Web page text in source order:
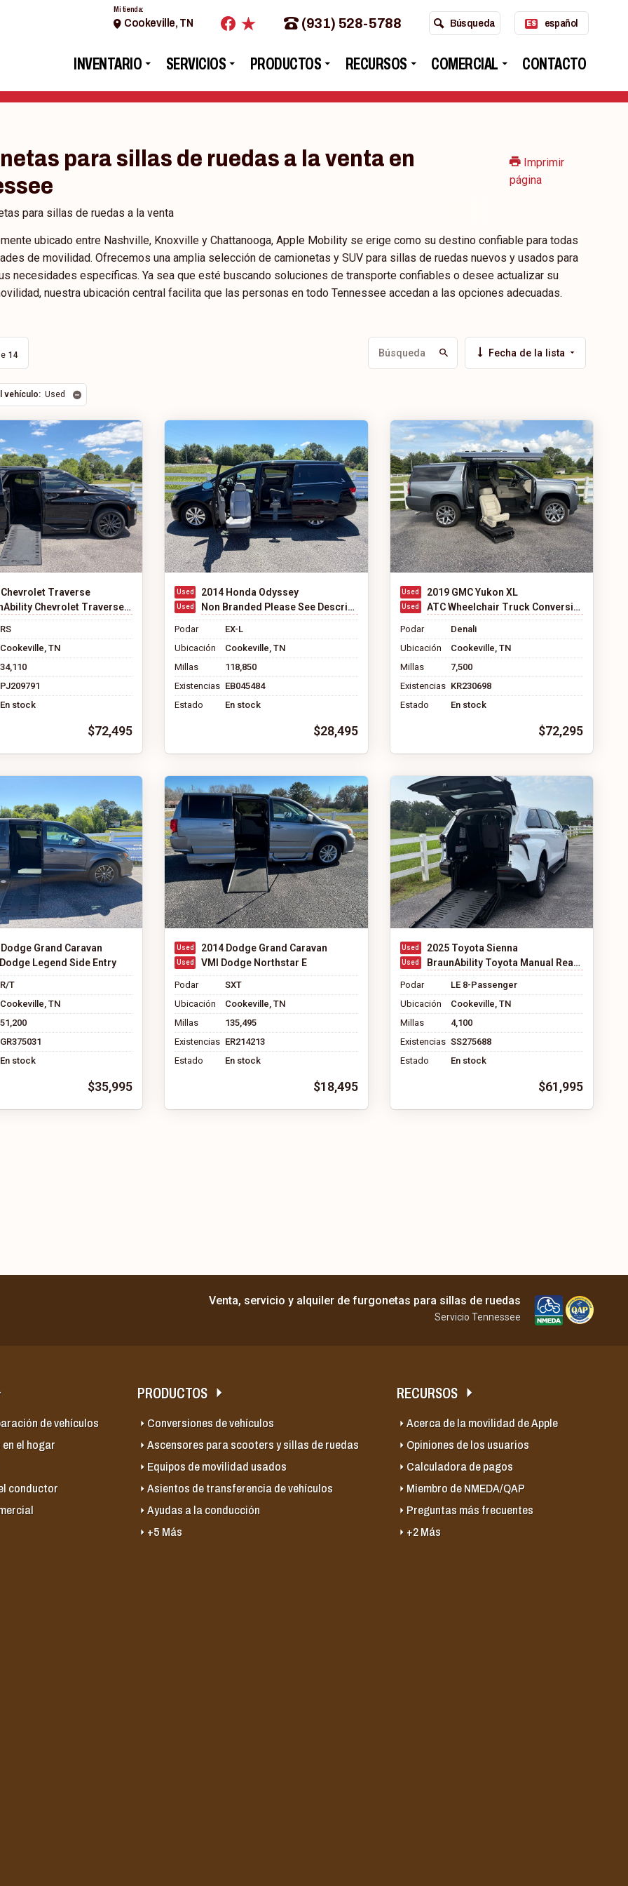
INVENTARIO SERVICIOS PRODUCTOS RECURSOS COMERCIAL CONTACTO
Mi tienda:
Cookeville, TN (931) 528-5788 Búsqueda ES español
para sillas de ruedas a la venta en
para sillas de ruedas a la venta
Imprimir
página
ubicado entre Nashville, Knoxville y Chattanooga, Apple Mobility se erige como su destino confiable para todas
de movilidad. Ofrecemos una amplia selección de camionetas y SUV para sillas de ruedas nuevos y usados para
necesidades específicas. Ya sea que esté buscando soluciones de transporte confiables o desee actualizar su
nuestra ubicación central facilita que las personas en todo Tennessee accedan a las opciones adecuadas.
14 Fecha de la lista
vehículo: Used
Chevrolet Traverse
Chevrolet Traverse - Wheelchair SUV
RS
Cookeville, TN
34,110
PJ209791
En stock
$72,495
2014 Honda Odyssey
Non Branded Please See Description
Podar
EX-L
Ubicación
Cookeville, TN
Millas
118,850
Existencias EB045484
Estado
En stock
$28,495
2019 GMC Yukon XL
ATC Wheelchair Truck Conversions 2500 Chevy & GMC SUV's
Podar
Denali
Ubicación
Cookeville, TN
Millas
7,500
Existencias KR230698
Estado
En stock
$72,295
Grand Caravan
Legend Side Entry
R/T
Cookeville, TN
51,200
GR375031
En stock
$35,995
2014 Dodge Grand Caravan
VMI Dodge Northstar E
Podar
SXT
Ubicación
Cookeville, TN
Millas
135,495
Existencias ER214213
Estado
En stock
$18,495
2025 Toyota Sienna
BraunAbility Toyota Manual Rear Entry
Podar
LE 8-Passenger
Ubicación
Cookeville, TN
Millas
4,100
Existencias SS275688
Estado
En stock
$61,995
Venta, servicio y alquiler de furgonetas para sillas de ruedas
Servicio Tennessee
de vehículos
el hogar
conductor
PRODUCTOS
Conversiones de vehículos
Ascensores para scooters y sillas de ruedas
Equipos de movilidad usados
Asientos de transferencia de vehículos
Ayudas a la conducción
+5 Más
RECURSOS
Acerca de la movilidad de Apple
Opiniones de los usuarios
Calculadora de pagos
Miembro de NMEDA/QAP
Preguntas más frecuentes
+2 Más